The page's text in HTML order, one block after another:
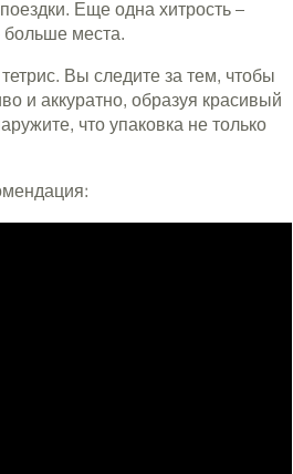
Еще одна хитрость –
больше места.
Вы следите за тем, чтобы
и аккуратно, образуя красивый
что упаковка не только